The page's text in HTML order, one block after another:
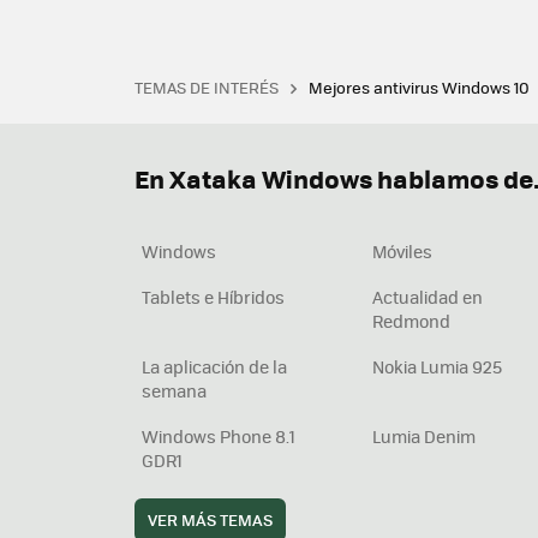
TEMAS DE INTERÉS Mejores antivirus Windows 10
En Xataka Windows hablamos
Windows Móviles
Tablets e Híbridos
Actualidad en
Redmond
La aplicación de la
semana
Nokia Lumia 925
Windows Phone 8.1
GDR1
Lumia Denim
VER MÁS TEMAS